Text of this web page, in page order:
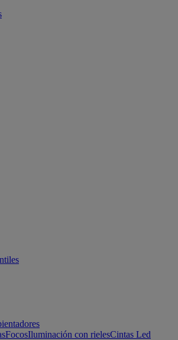
FocosIluminación con rielesCintas Led